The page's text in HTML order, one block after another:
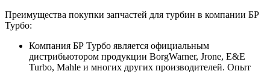
Преимущества покупки запчастей для турбин в компании БР
Турбо:
Компания БР Турбо является официальным
дистрибьютором продукции BorgWarner, Jrone, E&E
Turbo, Mahle и многих других производителей. Опыт